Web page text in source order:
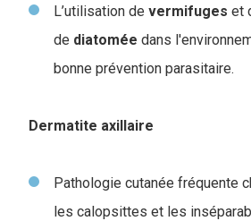
L’utilisation de vermifuges et
de diatomée dans
bonne prévention parasitaire.
Dermatite axillaire
Pathologie cutanée fréquente
les calopsittes et les